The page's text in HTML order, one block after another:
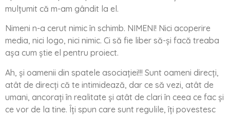
mulțumit că m-am gândit la el.
Nimeni n-a cerut nimic în schimb. NIMENI! Nici acoperire
media, nici logo, nici nimic. Ci să fie liber să-și facă treaba
așa cum știe el pentru proiect.
Ah, și oamenii din spatele asociației!!! Sunt oameni direcți,
atât de direcți că te intimidează, dar ce să vezi, atât de
umani, ancorați în realitate și atât de clari în ceea ce fac și
ce vor de la tine. Îți spun care sunt regulile, îți povestesc